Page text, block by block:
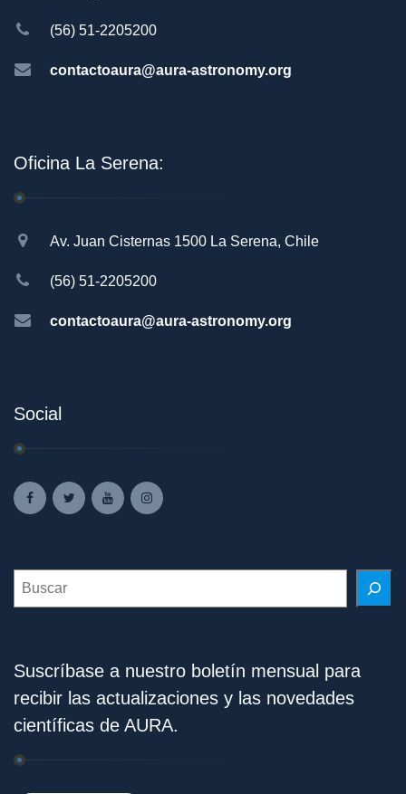
(56) 51-2205200
contactoaura@aura-astronomy.org
Oficina La Serena:
Av. Juan Cisternas 1500 La Serena, Chile
(56) 51-2205200
contactoaura@aura-astronomy.org
Social
Search
Suscríbase a nuestro boletín mensual para
recibir las actualizaciones y las novedades
científicas de AURA.